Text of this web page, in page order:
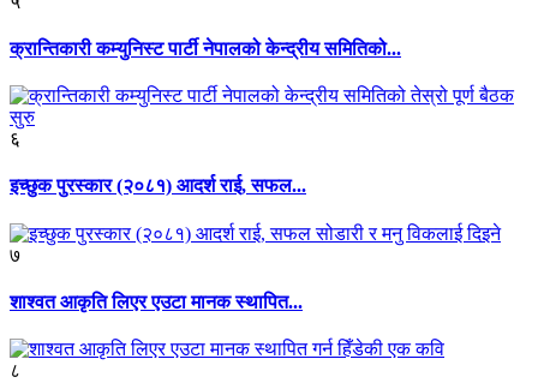
क्रान्तिकारी कम्युनिस्ट पार्टी नेपालको केन्द्रीय समितिको...
६
इच्छुक पुरस्कार (२०८१) आदर्श राई, सफल...
७
शाश्वत आकृति लिएर एउटा मानक स्थापित...
८